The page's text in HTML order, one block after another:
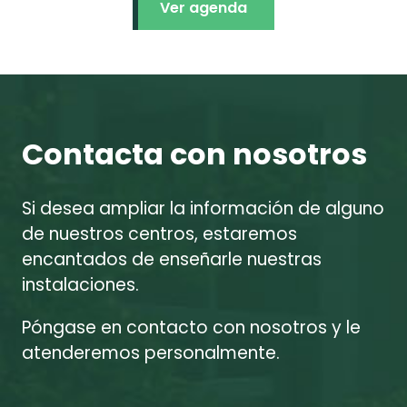
Ver agenda
Contacta con nosotros
Si desea ampliar la información de alguno
de nuestros centros, estaremos
encantados de enseñarle nuestras
instalaciones.
Póngase en contacto con nosotros y le
atenderemos personalmente.